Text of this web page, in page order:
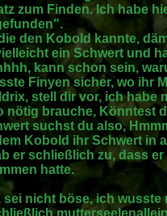
zum Finden. Ich habe
den Kobold kannte,
ein Schwert und
kann schon sein,
Finyen sicher, wo ihr
stell dir vor, ich habe
nötig brauche, Könntest
suchst du also,
Kobold ihr Schwert in
er schließlich zu, dass
hatte.
sei nicht böse, ich wusste